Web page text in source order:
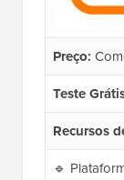
Preço:
Teste
Recursos
🔹